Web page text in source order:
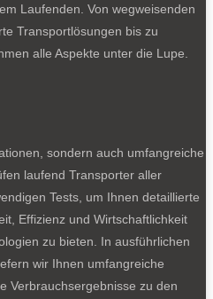
Laufenden. Von wegweisenden
Transportlösungen bis zu
alle Aspekte unter die Lupe.
sondern auch umfangreiche
laufend Transporter aller
Tests, um Ihnen detaillierte
Effizienz und Wirtschaftlichkeit
zu bieten. In ausführlichen
wir Ihnen umfangreiche
Verbrauchsergebnisse zu den